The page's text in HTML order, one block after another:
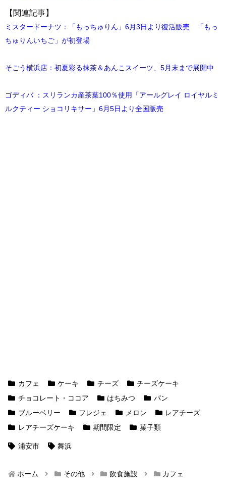
【関連記事】
ミスタードーナツ：「もっちゅりん」6月3日より復活販売 「もっ
ちゅりんいちご」が初登場
そごう横浜店：初夏彩る抹茶＆あんこスイーツ、5月末まで展開中
ゴディバ ：スリランカ産茶葉100％使用「アールグレイ ロイヤルミ
ルクティー ショコリキサー」6月5日より全国販売
カフェ ケーキ チーズ
チーズケーキ
チョコレート・ココア
はちみつ
パン
ブルーベリー
フレジェ メロン
レアチーズ
レアチーズケーキ
期間限定 菓子類
浦安市 舞浜
ホーム その他 飲食施設 カフェ